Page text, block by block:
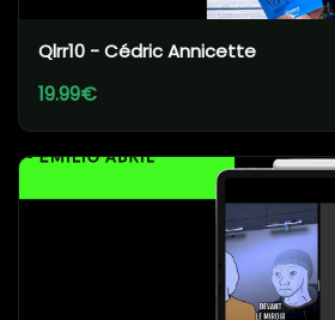
Qlrr10 - Cédric Annicette
19.99€